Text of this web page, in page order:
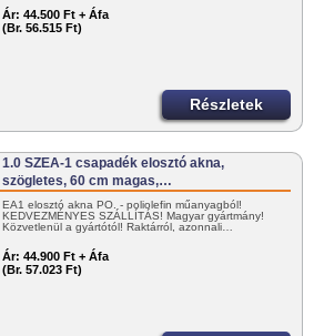
Ár: 44.500 Ft + Áfa
(Br. 56.515 Ft)
Részletek
1.0 SZEA-1 csapadék elosztó akna,
szögletes, 60 cm magas,…
EA1 elosztó akna PO. - poliolefin műanyagból!
KEDVEZMÉNYES SZÁLLÍTÁS! Magyar gyártmány!
Közvetlenül a gyártótól! Raktárról, azonnali…
Ár: 44.900 Ft + Áfa
(Br. 57.023 Ft)